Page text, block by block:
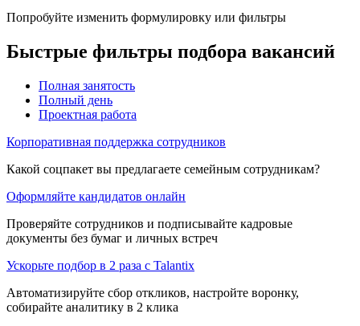
Попробуйте изменить формулировку или фильтры
Быстрые фильтры подбора вакансий
Полная занятость
Полный день
Проектная работа
Корпоративная поддержка сотрудников
Какой соцпакет вы предлагаете семейным сотрудникам?
Оформляйте кандидатов онлайн
Проверяйте сотрудников и подписывайте кадровые
документы без бумаг и личных встреч
Ускорьте подбор в 2 раза с Talantix
Автоматизируйте сбор откликов, настройте воронку,
собирайте аналитику в 2 клика